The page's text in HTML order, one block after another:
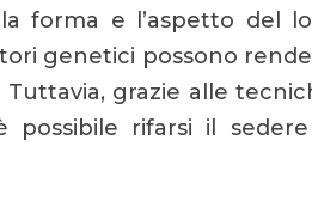
forma e l’aspetto del
genetici possono
grazie alle
possibile rifarsi il